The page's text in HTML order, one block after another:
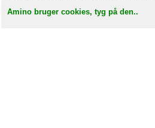
Amino bruger cookies, tyg på den..